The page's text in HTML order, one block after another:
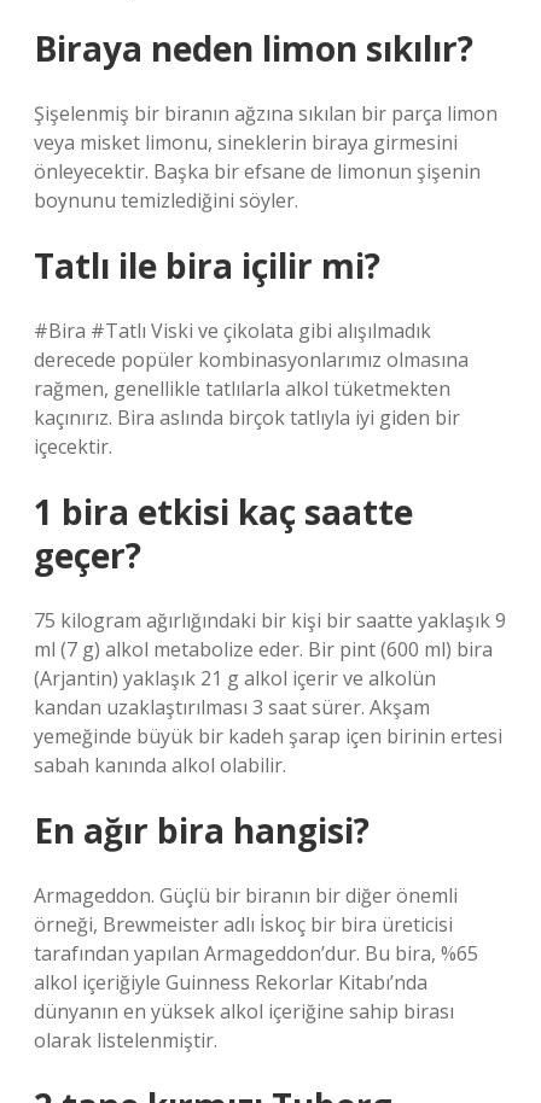
Biraya neden limon sıkılır?
Şişelenmiş bir biranın ağzına sıkılan bir parça limon
veya misket limonu, sineklerin biraya girmesini
önleyecektir. Başka bir efsane de limonun şişenin
boynunu temizlediğini söyler.
Tatlı ile bira içilir mi?
#Bira #Tatlı Viski ve çikolata gibi alışılmadık
derecede popüler kombinasyonlarımız olmasına
rağmen, genellikle tatlılarla alkol tüketmekten
kaçınırız. Bira aslında birçok tatlıyla iyi giden bir
içecektir.
1 bira etkisi kaç saatte
geçer?
75 kilogram ağırlığındaki bir kişi bir saatte yaklaşık 9
ml (7 g) alkol metabolize eder. Bir pint (600 ml) bira
(Arjantin) yaklaşık 21 g alkol içerir ve alkolün
kandan uzaklaştırılması 3 saat sürer. Akşam
yemeğinde büyük bir kadeh şarap içen birinin ertesi
sabah kanında alkol olabilir.
En ağır bira hangisi?
Armageddon. Güçlü bir biranın bir diğer önemli
örneği, Brewmeister adlı İskoç bir bira üreticisi
tarafından yapılan Armageddon’dur. Bu bira, %65
alkol içeriğiyle Guinness Rekorlar Kitabı’nda
dünyanın en yüksek alkol içeriğine sahip birası
olarak listelenmiştir.